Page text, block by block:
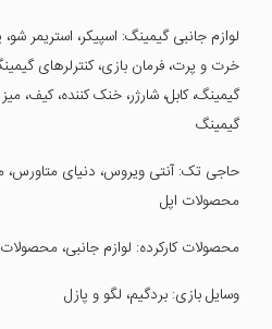
خرت و پرت، فرمان بازی، کنترلرهای
گیمینگ، کابل، شارژر، خنک کننده،
گیمینگ
حاجی تک: آنتی ویروس، دنیای متاورس،
محصولات اپل
محصولات کارکرده: لوازم جانبی،
وسایل بازی: بردگیم، لگو و پازل